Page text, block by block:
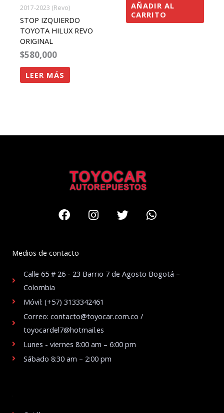
2017-2023 (Revo)
STOP IZQUIERDO
TOYOTA HILUX REVO
ORIGINAL
$580,000
LEER MÁS
AÑADIR AL
CARRITO
FacebookInstagram
TwitterWhatsapp
Medios de contacto
Calle 65 # 26 - 23 Barrio 7 de Agosto Bogotá –
Colombia
Móvil: (+57) 3133342461
Correo: contacto@toyocar.com.co /
toyocardel7@hotmail.es
Lunes - viernes 8:00 am – 6:00 pm
Sábado 8:30 am – 2:00 pm